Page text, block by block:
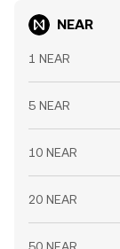
NEAR
1 NEAR
5 NEAR
10 NEAR
20 NEAR